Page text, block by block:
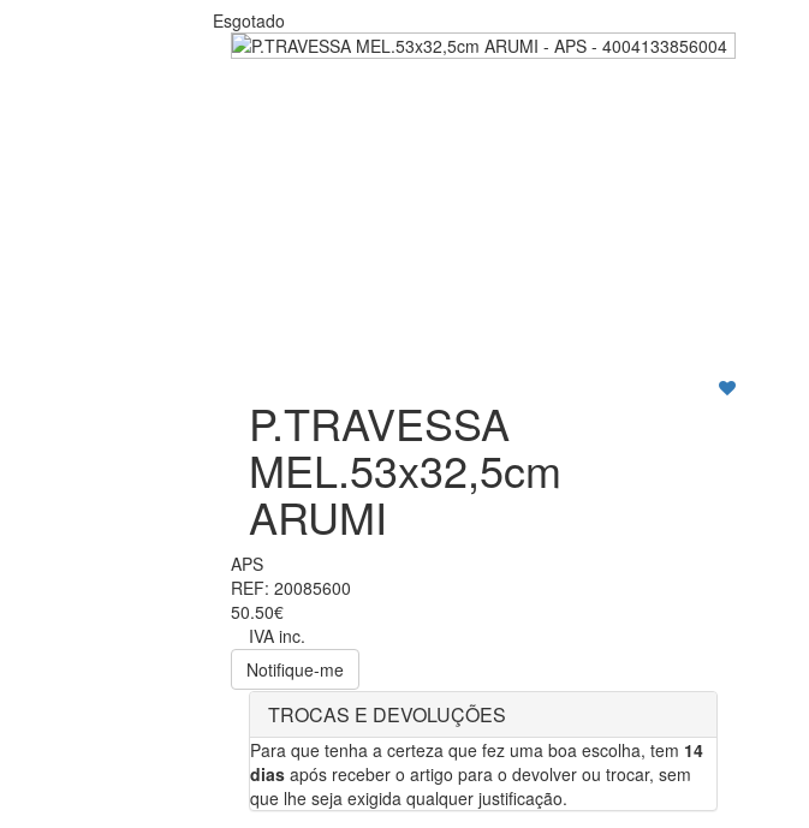
Esgotado
P.TRAVESSA
MEL.53x32,5cm
ARUMI
APS
REF: 20085600
50.50€
IVA inc.
Notifique-me
TROCAS E DEVOLUÇÕES
Para que tenha a certeza que fez uma boa escolha, tem 14
dias após receber o artigo para o devolver ou trocar, sem
que lhe seja exigida qualquer justificação.